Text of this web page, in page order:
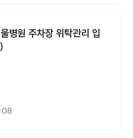
병원 주차장 위탁관리 입